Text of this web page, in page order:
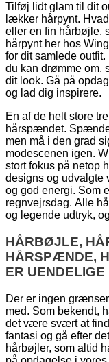
Tilføj lidt glam til dit
lækker hårpynt.
eller en fin hårbøjle,
hårpynt her hos
for dit samlede
du kan drømme om,
dit look. Gå på
og lad dig inspirere.
En af de helt store
hårspændet.
men må i den grad
modescenen igen.
stort fokus på netop
designs og udvalgte
og god energi. Som
regnvejrsdag. Alle
og legende udtryk,
HÅRBØJLE,
HÅRSPÆNDE,
ER UENDELIGE
Der er ingen
med. Som bekendt,
det være svært at
fantasi og gå efter
hårbøjler, som altid